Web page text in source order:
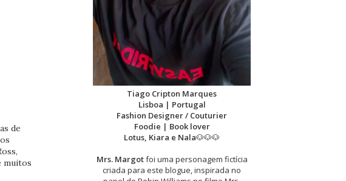
de
muitos
Tiago Cripton Marques
Lisboa | Portugal
Fashion Designer / Couturier
Foodie | Book lover
Lotus, Kiara e Nala🐶🐶🐶
Mrs. Margotfoi uma personagem fictícia
criada para este blogue, inspirada no